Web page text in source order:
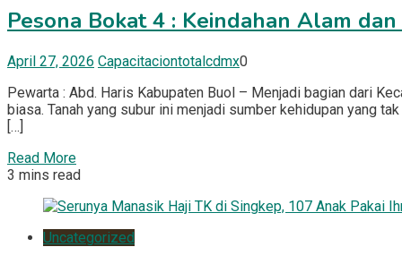
Pesona Bokat 4 : Keindahan Alam
April 27, 2026 Capacitaciontotalcdmx0
Pewarta : Abd. Haris Kabupaten Buol – Menjadi bagian dari
biasa. Tanah yang subur ini menjadi sumber kehidupan yang
[…]
Read More
3 mins read
Uncategorized